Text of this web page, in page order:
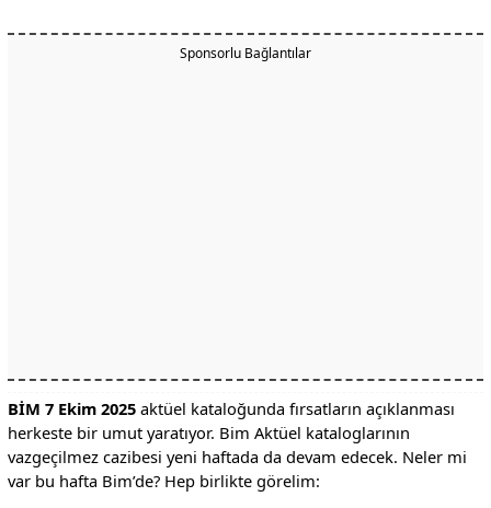
Sponsorlu Bağlantılar
BİM 7 Ekim 2025aktüel kataloğunda fırsatların açıklanması
herkeste bir umut yaratıyor. Bim Aktüel kataloglarının
vazgeçilmez cazibesi yeni haftada da devam edecek. Neler mi
var bu hafta Bim’de? Hep birlikte görelim: